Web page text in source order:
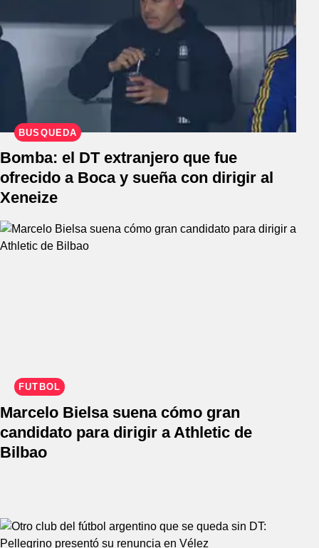
BÚSQUEDA
Bomba: el DT extranjero que fue
ofrecido a Boca y sueña con dirigir al
Xeneize
FÚTBOL
Marcelo Bielsa suena cómo gran
candidato para dirigir a Athletic de
Bilbao